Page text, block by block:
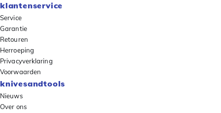
klantenservice
Service
Garantie
Retouren
Herroeping
Privacyverklaring
Voorwaarden
knivesandtools
Nieuws
Over ons